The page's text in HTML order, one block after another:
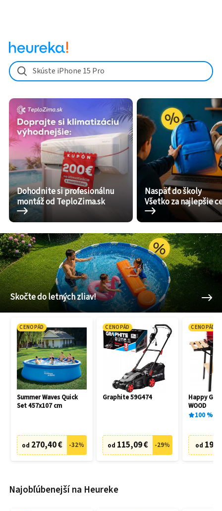
Skúste iPhone 15 Pro
Dohodnite si profesionálnu
montáž od TeploZima.sk
Naspäť do školy
Všetko za najlepšie
Skočte do letných zliav!
CENOPÁD
Summer Waves Quick
Set 457x107 cm
od 270,40 € -32%
CENOPÁD
Graphite 59G474
od 115,09 € -29%
CENOPÁD
Happy
WOOD
100%
od
Najobľúbenejší na Heureke